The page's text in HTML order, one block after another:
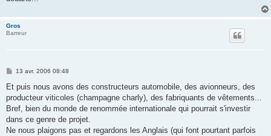
Gros
Barreur
M
s
a
g
13 avr. 2006 08:48
Et puis nous avons des constructeurs automobile, des avionneurs, des
producteur viticoles (champagne charly), des fabriquants de vêtements...
Bref, bien du monde de renommée internationale qui pourrait s'investir
dans ce genre de projet.
Ne nous plaigons pas et regardons les Anglais (qui font pourtant parfois